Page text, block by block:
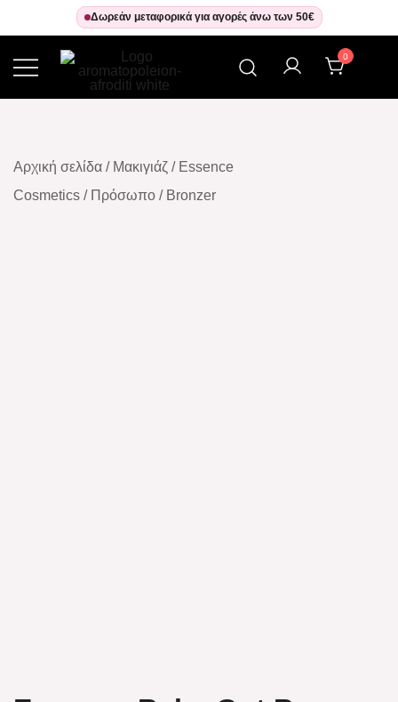
Δωρεάν μεταφορικά για αγορές άνω των 50€
0
Αρχική σελίδα / Μακιγιάζ / Essence
Cosmetics / Πρόσωπο / Bronzer